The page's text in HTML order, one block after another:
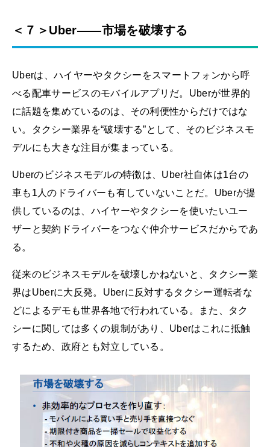
＜７＞Uber――市場を破壊する
Uberは、ハイヤーやタクシーをスマートフォンから呼
べる配車サービスのモバイルアプリだ。Uberが世界的
に話題を集めているのは、その利便性からだけではな
い。タクシー業界を“破壊する”として、そのビジネスモ
デルにも大きな注目が集まっている。
Uberのビジネスモデルの特徴は、Uber社自体は1台の
車も1人のドライバーも有していないことだ。Uberが提
供しているのは、ハイヤーやタクシーを使いたいユー
ザーと契約ドライバーをつなぐ仲介サービスだからであ
る。
従来のビジネスモデルを破壊しかねないと、タクシー業
界はUberに大反発。Uberに反対するタクシー運転者な
どによるデモも世界各地で行われている。また、タク
シーに関しては多くの規制があり、Uberはこれに抵触
するため、政府とも対立している。